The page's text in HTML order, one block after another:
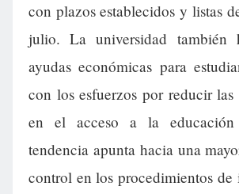
con plazos establecidos y listas
julio. La universidad también
ayudas económicas para
con los esfuerzos por reducir las
en el acceso a la
tendencia apunta hacia una
control en los procedimientos de